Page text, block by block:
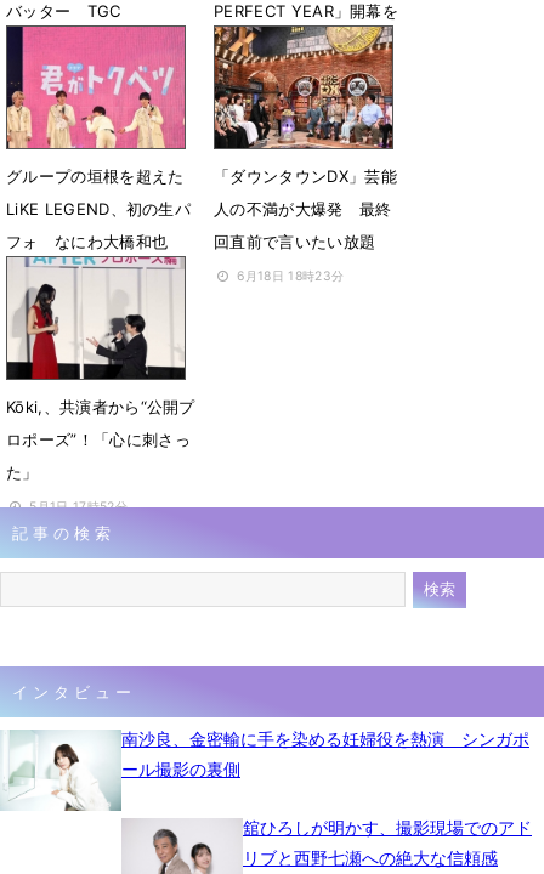
バッター TGC
PERFECT YEAR」開幕を
高らかに宣言
1月19日 14時14分
グループの垣根を超えた
LiKE LEGEND、初の生パ
フォ なにわ大橋和也
「皆さんの熱気がすごす
ぎて」
10月18日 21時11分
「ダウンタウンDX」芸能
人の不満が大爆発 最終
回直前で言いたい放題
6月18日 18時23分
Kōki,、共演者から“公開プ
ロポーズ”！「心に刺さっ
た」
5月1日 17時52分
記事の検索
インタビュー
南沙良、金密輸に手を染める妊婦役を熱演 シンガポ
ール撮影の裏側
舘ひろしが明かす、撮影現場でのアド
リブと西野七瀬への絶大な信頼感